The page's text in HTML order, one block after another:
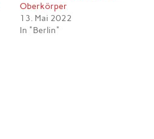
Oberkörper
13. Mai 2022
In "Berlin"